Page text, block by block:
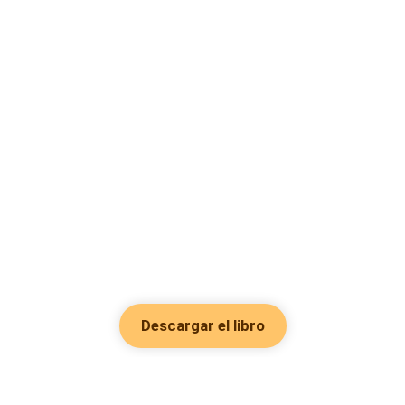
Descargar el libro